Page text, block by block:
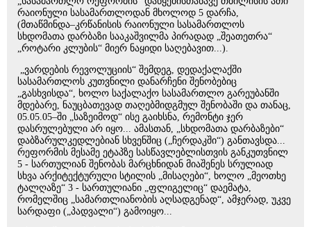
რაიონული სასამართლოდან მხოლოდ 5 დარჩა,
(მთაწმინდა–კრწანისის რაიონული სასამართლოს
სხდომათა დარბაზი სააკაშვილმა პირადად „შეათეთრა“
„როტარი კლუბის“ მიერ ნაყიდი საღებავით...).
„ვარდების რევოლუციის“ შემდეგ, დედაქალაქში
სასამართლოს კუთვნილი დანარჩენი შენობებიც
„გასხვისდა“, ხოლო საქალაქო სასამართლო გარეუბანში
მდებარე, ნაუცბათევად თაღებმიდგმულ შენობაში და თანაც,
05.05.05–ში „საზეიმოდ“ ისე გაიხსნა, რემონტი ჯერ
დასრულებული არ იყო... ამასთან, „სხდომათა დარბაზები“
დაბზარულკედლებიან სხვენშიც („ჩერდაკში“) განთავსდა...
რეფორმის მესამე ეტაპზე სასწავლებლისთვის განკუთვნილ
5 - სართულიან შენობას მარცხნიდან მიაშენეს სრულიად
სხვა არქიტექტურული სტილის „მისაღები“, ხოლო „მეოთხე
ტალღაზე“ 3 - სართულიანი „ფლიგელიც“ დაემატა,
რომელშიც „სამართლიანობის აღსადგენად“, ამჯერად, უკვე
სარდაფი („პადვალი“) გამოიყო...